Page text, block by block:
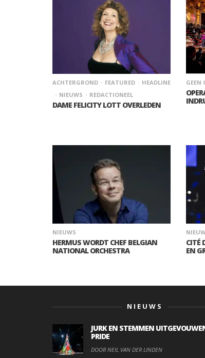
ACHTERGROND FEATURED
HEADLINE
NIEUWS
REDACTIONEEL
DAME FELICITY LOTT OVERLEDEN
GEEN
NIEUWS
HERMUS WORDT CHEF BELGIAN
NATIONAL ORCHESTRA
CITÉ
EN
NIEUWS
JURK EN STEMMEN
PRIDE
DOOR NEIL VAN DER LINDEN